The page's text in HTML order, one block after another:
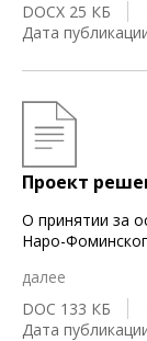
DOCX 25 КБ
Дата
Проект
О принятии за
Наро-
далее
DOC 133 КБ
Дата